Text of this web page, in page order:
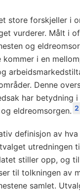
store forskjeller i
vurderer. Målt i
og
kommer i en
Denne
har betydning i
eldreomsorgen. 2
definisjon av
utredningen
stiller opp, og
til tolkningen av
samlet.